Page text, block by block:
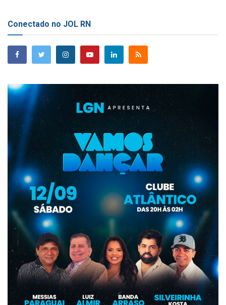
Conectado no JOL RN